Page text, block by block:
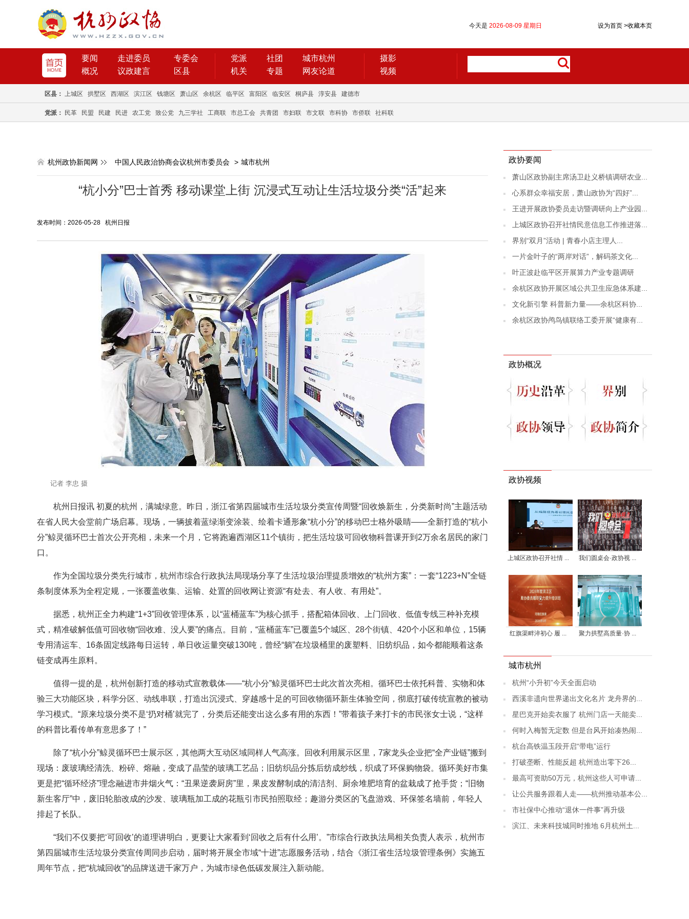
设为首页 >收藏本页
今天是 2026-08-09 星期日
要闻 走进委员
专委会
概况
议政建言 区县
党派 社团
城市杭州
机关
专题 网友论道
摄影
视频
区县： 上城区 拱墅区 西湖区 滨江区 钱塘区 萧山区 余杭区 临平区 富阳区 临安区 桐庐县 淳安县 建德市
党派： 民革 民盟 民建 民进 农工党 致公党 九三学社 工商联 市总工会 共青团 市妇联 市文联 市科协 市侨联 社科联
杭州政协新闻网 中国人民政治协商会议杭州市委员会 > 城市杭州
“杭小分”巴士首秀 移动课堂上街 沉浸式互动让生活垃圾分类“活”起来
发布时间：2026-05-28 杭州日报
记者 李忠 摄
杭州日报讯 初夏的杭州，满城绿意。昨日，浙江省第四届城市生活垃圾分类宣传周暨“回收焕新生，分类新时尚”主题活动
在省人民大会堂前广场启幕。现场，一辆披着蓝绿渐变涂装、绘着卡通形象“杭小分”的移动巴士格外吸睛——全新打造的“杭小
分”鲸灵循环巴士首次公开亮相，未来一个月，它将跑遍西湖区11个镇街，把生活垃圾可回收物科普课开到2万余名居民的家门
口。
作为全国垃圾分类先行城市，杭州市综合行政执法局现场分享了生活垃圾治理提质增效的“杭州方案”：一套“1223+N”全链
条制度体系为全程定规，一张覆盖收集、运输、处置的回收网让资源“有处去、有人收、有用处”。
据悉，杭州正全力构建“1+3”回收管理体系，以“蓝桶蓝车”为核心抓手，搭配箱体回收、上门回收、低值专线三种补充模
式，精准破解低值可回收物“回收难、没人要”的痛点。目前，“蓝桶蓝车”已覆盖5个城区、28个街镇、420个小区和单位，15辆
专用清运车、16条固定线路每日运转，单日收运量突破130吨，曾经“躺”在垃圾桶里的废塑料、旧纺织品，如今都能顺着这条
链变成再生原料。
值得一提的是，杭州创新打造的移动式宣教载体——“杭小分”鲸灵循环巴士此次首次亮相。循环巴士依托科普、实物和体
验三大功能区块，科学分区、动线串联，打造出沉浸式、穿越感十足的可回收物循环新生体验空间，彻底打破传统宣教的被动
学习模式。“原来垃圾分类不是‘扔对桶’就完了，分类后还能变出这么多有用的东西！”带着孩子来打卡的市民张女士说，“这样
的科普比看传单有意思多了！”
除了“杭小分”鲸灵循环巴士展示区，其他两大互动区域同样人气高涨。回收利用展示区里，7家龙头企业把“全产业链”搬到
现场：废玻璃经清洗、粉碎、熔融，变成了晶莹的玻璃工艺品；旧纺织品分拣后纺成纱线，织成了环保购物袋。循环美好市集
更是把“循环经济”理念融进市井烟火气：“丑果逆袭厨房”里，果皮发酵制成的清洁剂、厨余堆肥培育的盆栽成了抢手货；“旧物
新生客厅”中，废旧轮胎改成的沙发、玻璃瓶加工成的花瓶引市民拍照取经；趣游分类区的飞盘游戏、环保签名墙前，年轻人
排起了长队。
“我们不仅要把‘可回收’的道理讲明白，更要让大家看到‘回收之后有什么用’。”市综合行政执法局相关负责人表示，杭州市
第四届城市生活垃圾分类宣传周同步启动，届时将开展全市域“十进”志愿服务活动，结合《浙江省生活垃圾管理条例》实施五
周年节点，把“杭城回收”的品牌送进千家万户，为城市绿色低碳发展注入新动能。
政协要闻
萧山区政协副主席汤卫赴义桥镇调研农业...
心系群众幸福安居，萧山政协为“四好”...
王进开展政协委员走访暨调研向上产业园...
上城区政协召开社情民意信息工作推进落...
界别“双月”活动 | 青春小店主理人...
一片金叶子的“两岸对话”，解码茶文化...
叶正波赴临平区开展算力产业专题调研
余杭区政协开展区域公共卫生应急体系建...
文化新引擎 科普新力量——余杭区科协...
余杭区政协鸬鸟镇联络工委开展“健康有...
政协概况
政协视频
上城区政协召开社情 ... 我们圆桌会·政协视 ...
红旗渠畔淬初心 履 ... 聚力拱墅高质量·协 ...
城市杭州
杭州“小升初”今天全面启动
西溪非遗向世界递出文化名片 龙舟界的...
星巴克开始卖衣服了 杭州门店一天能卖...
何时入梅暂无定数 但是台风开始凑热闹...
杭台高铁温玉段开启“带电”运行
打破垄断、性能反超 杭州造出零下26...
最高可资助50万元，杭州这些人可申请...
让公共服务跟着人走——杭州推动基本公...
市社保中心推动“退休一件事”再升级
滨江、未来科技城同时推地 6月杭州土...